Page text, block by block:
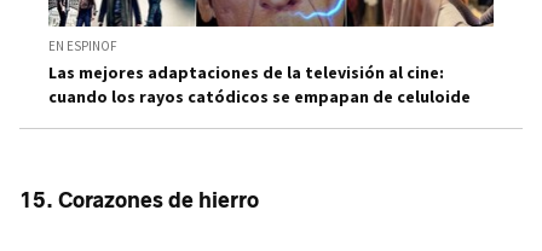
EN ESPINOF
Las mejores adaptaciones de la televisión al cine:
cuando los rayos catódicos se empapan de celuloide
15. Corazones de hierro